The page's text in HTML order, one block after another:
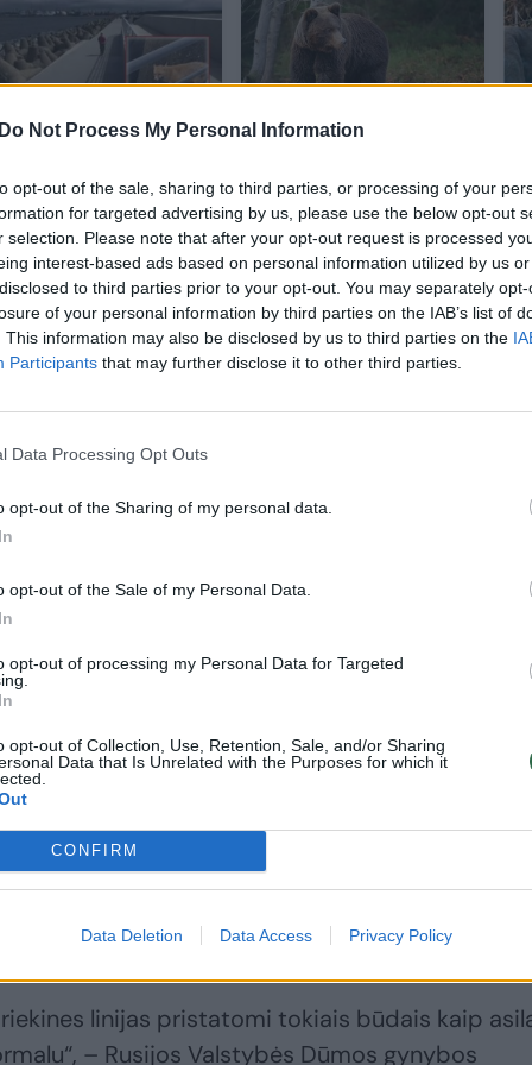
Do Not Process My Personal Information
opt-out of the sale, sharing to third parties, or processing of your
for targeted advertising by us, please use the below opt-out
selection. Please note that after your opt-out request is processed
interest-based ads based on personal information utilized by us
to third parties prior to your opt-out. You may separately
of your personal information by third parties on the IAB’s list of
This information may also be disclosed by us to third parties on the
Participants that may further disclose it to other third parties.
Data Processing Opt Outs
opt-out of the Sharing of my personal data.
opt-out of the Sale of my Personal Data.
opt-out of processing my Personal Data for Targeted
opt-out of Collection, Use, Retention, Sale, and/or Sharing
Data that Is Unrelated with the Purposes for which it
CONFIRM
Data Deletion Data Access Privacy Policy
molo
į akį susidūrė
su plėšriu žvėrimi:
ką darė ji
ir aplinkiniai (1)
pastebėtas rudasis
lokys: įspėja, kaip
reikėtų elgtis jį
sutikus(1)
neturėdamos pakankamai transporto
ir atsargas kariams.
fronte naudoja nešulinius gyvulius.
Post“ pranešė, kad Maskva, siekdama
ir minų sunaikintos įrangos nuostolius, ima
puolė ginti šią praktiką, teigdami, kad karo
linijas pristatomi tokiais būdais kaip
– Rusijos Valstybės Dūmos gynybos